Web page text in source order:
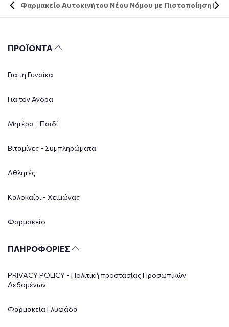
Φαρμακείο Αυτοκινήτου Νέου Νόμου με Πιστοποίηση DIN
ΠΡΟΪΟΝΤΑ
Για τη Γυναίκα
Για τον Άνδρα
Μητέρα - Παιδί
Βιταμίνες - Συμπληρώματα
Αθλητές
Καλοκαίρι - Χειμώνας
Φαρμακείο
ΠΛΗΡΟΦΟΡΙΕΣ
PRIVACY POLICY - Πολιτική προστασίας Προσωπικών
Δεδομένων
Φαρμακεία Γλυφάδα